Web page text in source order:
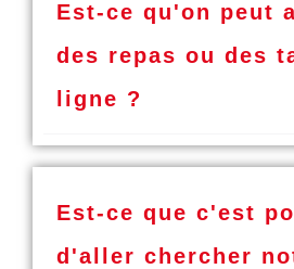
Est-ce qu'on peut
des repas ou des
ligne ?
Est-ce que c'est
d'aller chercher